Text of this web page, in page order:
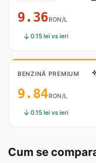
9.36RON/L
0.15 lei vs ieri
BENZINĂ PREMIUM
9.84RON/L
0.15 lei vs ieri
Cum se